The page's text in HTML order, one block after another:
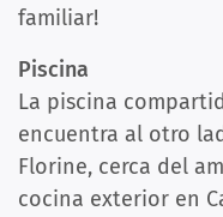
familiar!
Piscina
La piscina
encuentra al otro
Florine, cerca del
cocina exterior en